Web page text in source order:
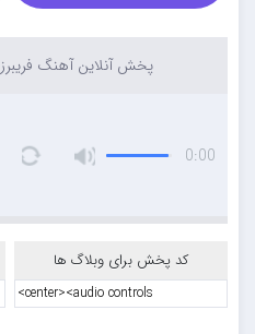
پخش آنلاین آهنگ فریبرز
0:00
کد پخش برای وبلاگ ها